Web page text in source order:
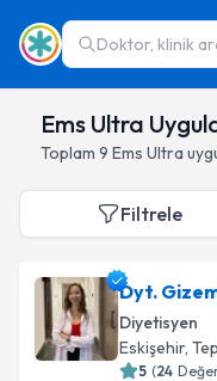
Doktor, klinik
Ems Ultra
Toplam 9 Ems Ultra
Filtrele
Dyt.
Diyetisyen
Eskişehir,
5 (24